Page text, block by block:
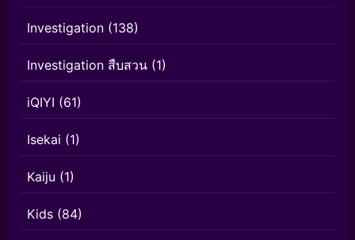
Investigation (138)
Investigation สืบสวน (1)
iQIYI (61)
Isekai (1)
Kaiju (1)
Kids (84)